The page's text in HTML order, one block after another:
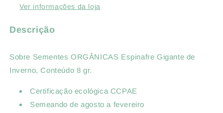
Ver informações da loja
Descrição
Sobre Sementes ORGÂNICAS Espinafre Gigante de
Inverno, Conteúdo 8 gr.
Certificação ecológica CCPAE
Semeando de agosto a fevereiro